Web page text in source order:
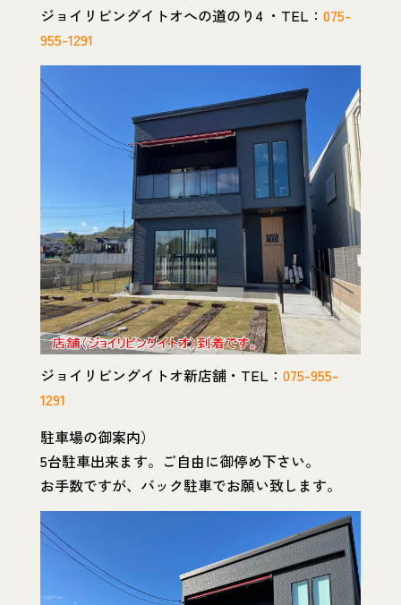
ジョイリビングイトオへの道のり4 ・TEL： 075-
955-1291
ジョイリビングイトオ新店舗・TEL： 075-955-
1291
駐車場の御案内）
5台駐車出来ます。ご自由に御停め下さい。
お手数ですが、バック駐車でお願い致します。